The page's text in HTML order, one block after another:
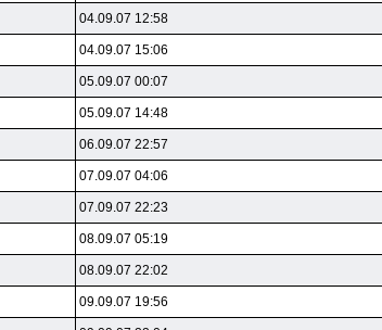
04.09.07 12:58
04.09.07 15:06
05.09.07 00:07
05.09.07 14:48
06.09.07 22:57
07.09.07 04:06
07.09.07 22:23
08.09.07 05:19
08.09.07 22:02
09.09.07 19:56